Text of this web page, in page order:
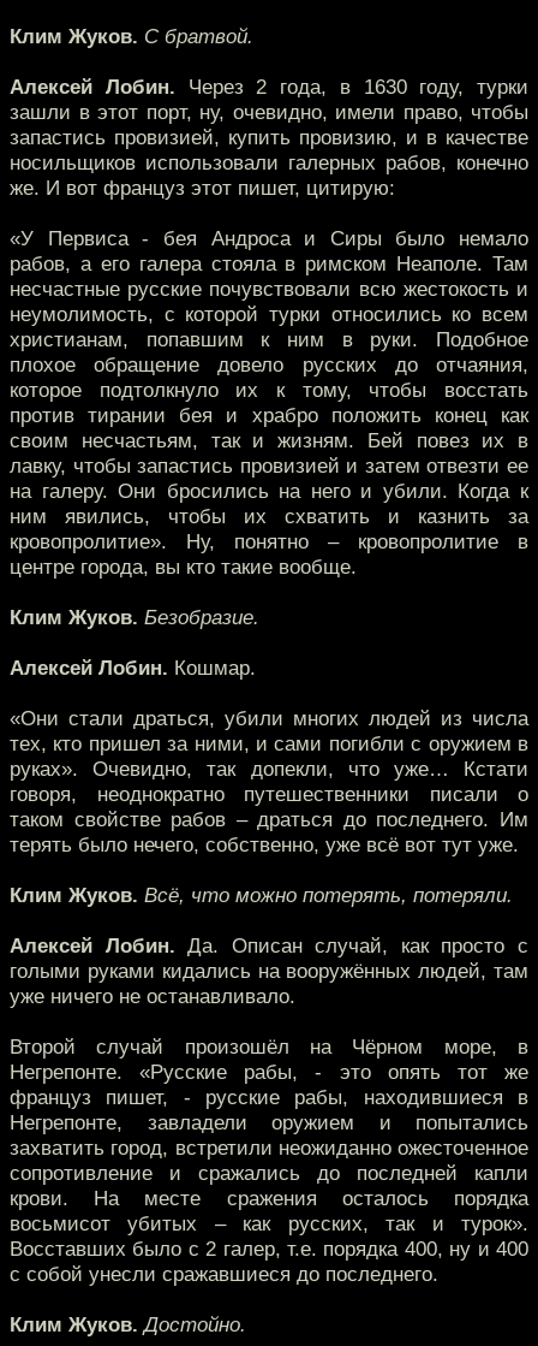
Клим Жуков. С братвой.
Алексей Лобин. Через 2 года, в 1630 году, турки
зашли в этот порт, ну, очевидно, имели право, чтобы
запастись провизией, купить провизию, и в качестве
носильщиков использовали галерных рабов, конечно
же. И вот француз этот пишет, цитирую:
«У Первиса - бея Андроса и Сиры было немало
рабов, а его галера стояла в римском Неаполе. Там
несчастные русские почувствовали всю жестокость и
неумолимость, с которой турки относились ко всем
христианам, попавшим к ним в руки. Подобное
плохое обращение довело русских до отчаяния,
которое подтолкнуло их к тому, чтобы восстать
против тирании бея и храбро положить конец как
своим несчастьям, так и жизням. Бей повез их в
лавку, чтобы запастись провизией и затем отвезти ее
на галеру. Они бросились на него и убили. Когда к
ним явились, чтобы их схватить и казнить за
кровопролитие». Ну, понятно – кровопролитие в
центре города, вы кто такие вообще.
Клим Жуков. Безобразие.
Алексей Лобин. Кошмар.
«Они стали драться, убили многих людей из числа
тех, кто пришел за ними, и сами погибли с оружием в
руках». Очевидно, так допекли, что уже… Кстати
говоря, неоднократно путешественники писали о
таком свойстве рабов – драться до последнего. Им
терять было нечего, собственно, уже всё вот тут уже.
Клим Жуков. Всё, что можно потерять, потеряли.
Алексей Лобин. Да. Описан случай, как просто с
голыми руками кидались на вооружённых людей, там
уже ничего не останавливало.
Второй случай произошёл на Чёрном море, в
Негрепонте. «Русские рабы, - это опять тот же
француз пишет, - русские рабы, находившиеся в
Негрепонте, завладели оружием и попытались
захватить город, встретили неожиданно ожесточенное
сопротивление и сражались до последней капли
крови. На месте сражения осталось порядка
восьмисот убитых – как русских, так и турок».
Восставших было с 2 галер, т.е. порядка 400, ну и 400
с собой унесли сражавшиеся до последнего.
Клим Жуков. Достойно.